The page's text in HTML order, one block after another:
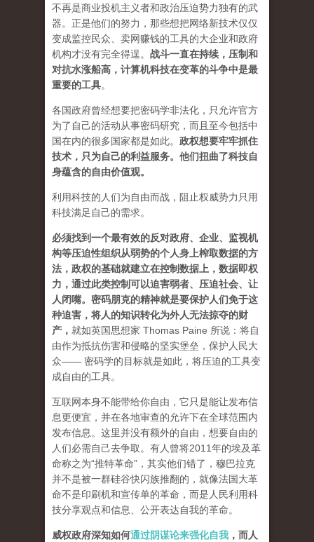
不再是商业投机主义者和政治压迫势力独有的武
器。正是他们的努力，那些想把网络新技术仅仅
变成监控民众、卖网赚钱的工具的大企业和政府
机构才没有完全得逞。 战斗一直在持续，压制和
对抗水涨船高，计算机科技在变革的斗争中是最
重要的工具。
各国政府曾经想要把密码学非法化，只允许官方
为了自己的活动从事密码研究，而且至今包括中
国在内的很多国家都是如此。 政权想要牢牢抓住
技术，只为自己的利益服务。他们扭曲了科技自
身蕴含的自由价值观。
利用科技的人们为自由而战，阻止权威势力只用
科技满足自己的需求。
必须找到一个最有效的反对政府、企业、监视机
构等压迫性组织从弱势的个人身上榨取数据的方
法，政权的基础就建立在控制数据上，数据即权
力，通过此类控制可以迫害弱者、压迫社会、让
人闭嘴。密码朋克的精神就是要保护人们免于这
种迫害，将人的知识转化为外人无法掠夺的财
产 ， 就如英国思想家 Thomas Paine 所说：将自
由作为抵抗伤害和侵略的坚实堡垒，保护人民大
众—— 密码学的目标就是如此，将压迫的工具变
成自由的工具。
互联网本身不能带给你自由，它只是能让发布信
息更便宜，并在各地审查的允许下在全球范围内
发布信息。这里并没有额外的自由，想要自由的
人们必需自己去争取。有人曾将2011年的埃及革
命称之为“推特革命”，其实他们错了，穆巴拉克
并不是被一群硅谷快闪族推翻的，就像法国大革
命不是印刷机和宣传单的革命，而是人民利用科
技分享观点和信息、公开表达自我的革命。
威权政府深知如何通过阴谋论来强化自我 ，而人